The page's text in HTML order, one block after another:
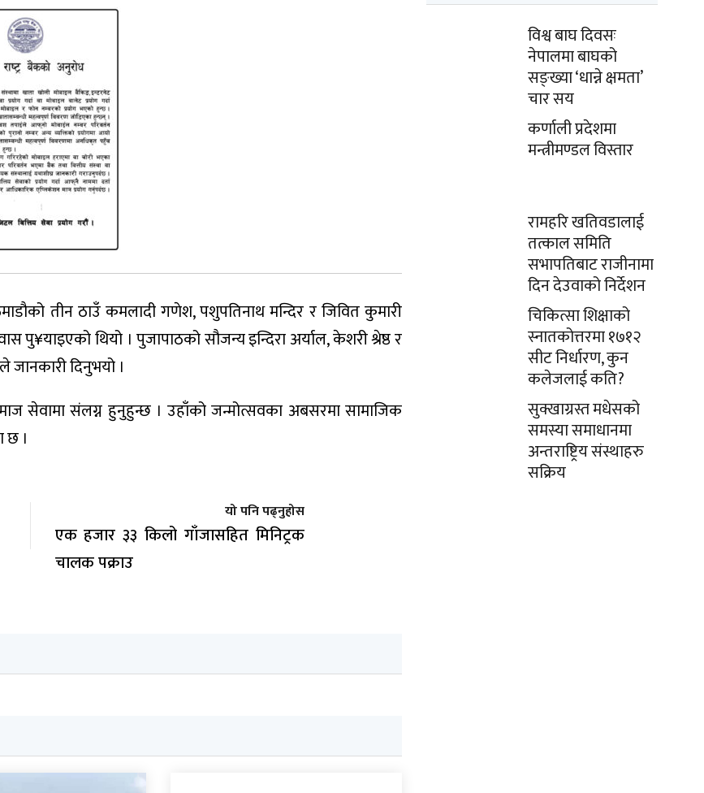
तीन ठाउँ कमलादी गणेश, पशुपतिनाथ मन्दिर र जिवित कुमारी
पु¥याइएको थियो । पुजापाठको सौजन्य इन्दिरा अर्याल, केशरी श्रेष्ठ र
जानकारी दिनुभयो ।
समाज सेवामा संलग्न हुनुहुन्छ । उहाँको जन्मोत्सवका अबसरमा सामाजिक
छ ।
यो पनि पढ्नुहोस
एक हजार ३३ किलो गाँजासहित मिनिट्रक
चालक पक्राउ
विश्व बाघ दिवसः
नेपालमा बाघको
सङ्ख्या ‘धान्ने क्षमता’
चार सय
कर्णाली प्रदेशमा
मन्त्रीमण्डल विस्तार
रामहरि खतिवडालाई
तत्काल समिति
सभापतिबाट राजीनामा
दिन देउवाको निर्देशन
चिकित्सा शिक्षाको
स्नातकोत्तरमा १७१२
सीट निर्धारण, कुन
कलेजलाई कति?
सुक्खाग्रस्त मधेसको
समस्या समाधानमा
अन्तराष्ट्रिय संस्थाहरु
सक्रिय